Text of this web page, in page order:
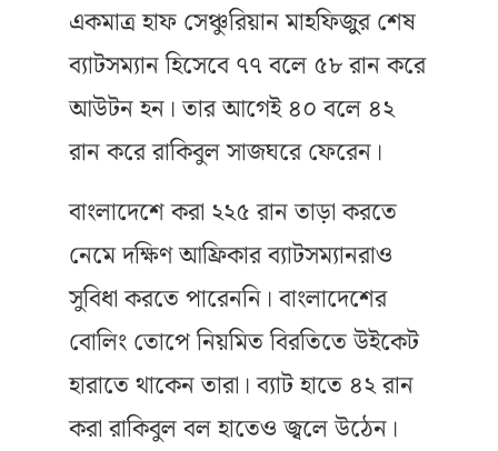
একমাত্র হাফ সেঞ্চুরিয়ান মাহফিজুুর শেষ
ব্যাটসম্যান হিসেবে ৭৭ বলে ৫৮ রান করে
আউটন হন। তার আগেই ৪০ বলে ৪২
রান করে রাকিবুল সাজঘরে ফেরেন।
বাংলাদেশে করা ২২৫ রান তাড়া করতে
নেমে দক্ষিণ আফ্রিকার ব্যাটসম্যানরাও
সুবিধা করতে পারেননি। বাংলাদেশের
বোলিং তোপে নিয়মিত বিরতিতে উইকেট
হারাতে থাকেন তারা। ব্যাট হাতে ৪২ রান
করা রাকিবুল বল হাতেও জ্বলে উঠেন।